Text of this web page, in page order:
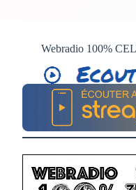
Webradio 100%